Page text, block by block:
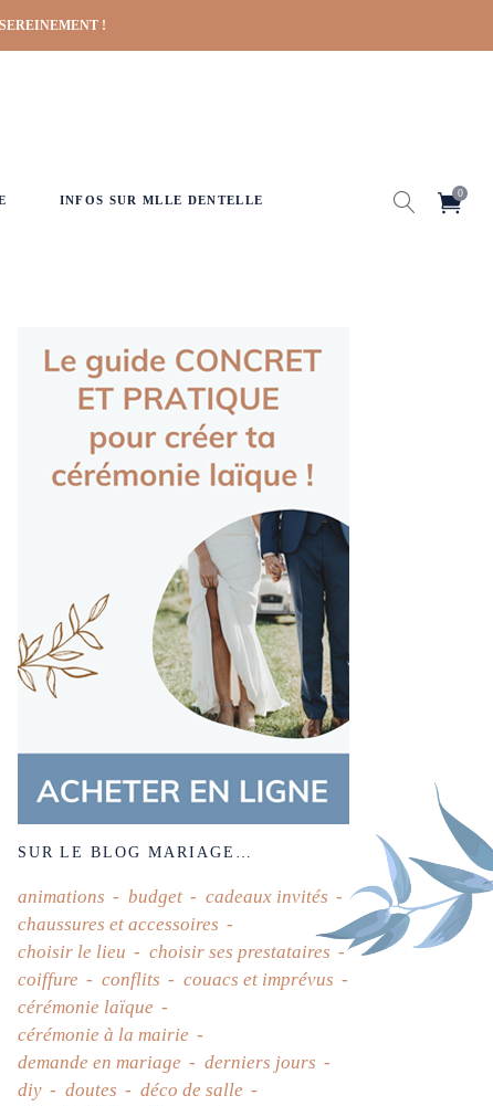
!
INFOS SUR MLLE DENTELLE
0
SUR LE BLOG MARIAGE…
animations budget
cadeaux invités
chaussures et accessoires
choisir le lieu
choisir ses prestataires
coiffure
conflits
couacs et imprévus
cérémonie laïque
cérémonie à la mairie
demande en mariage
derniers jours
diy
doutes
déco de salle